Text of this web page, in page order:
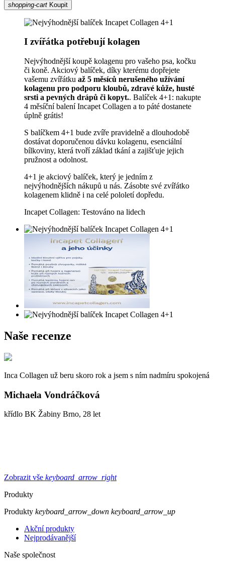
shopping-cart Koupit
I zvířátka potřebují kolagen
Nejvýhodnější koupě kolagenu pro vašeho psa, kočku
či koně. Akciový balíček, díky kterému dopřejete
vašemu zvířátku až 5 měsíců nerušeného užívání
kolagenu pro podporu kloubů, zdravé kůže, husté
srsti a pevných drápů či kopyt.. Balíček 4+1: nakupte
4 měsíční balení Incapet Collagen a to páté dostanete
úplně grátis!
S balíčkem 4+1 bude zvíře pravidelně a dlouhodobě
dostávat doporučenou dávku kolagenu, esenciální
bílkoviny, která tvoří základ tkání a zajišťuje jejich
pružnost a odolnost.
4+1 je akciový balíček, který je jedním z
nejvýhodnějších nákupů u nás. Zásobte své zvířátko
kolagenem klidně i na celé pololetí dopředu.
Incapet Collagen: Testováno na lidech
Naše recenze
Inca Collagen už beru skoro rok a jsem s ním nadmíru spokojená
Michaela Vondráčková
křídlo BK Žabiny Brno, 28 let
Zobrazit vše keyboard_arrow_right
Produkty
Produkty keyboard_arrow_down keyboard_arrow_up
Akční produkty
Nejprodávanější
Naše společnost